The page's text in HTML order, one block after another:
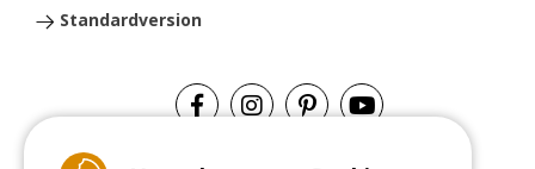
Standardversion